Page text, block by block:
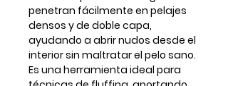
penetran fácilmente en pelajes
densos y de doble capa,
ayudando a abrir nudos desde el
interior sin maltratar el pelo sano.
Es una herramienta ideal para